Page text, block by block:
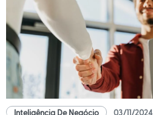
Inteligência De Negócio 03/11/2024